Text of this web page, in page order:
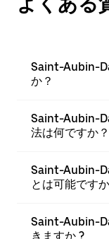
Saint-Aubin-
か？
Saint-Aubin-
法は何ですか？
Saint-Aubin-
とは可能です
Saint-Aubin-
きますか ?